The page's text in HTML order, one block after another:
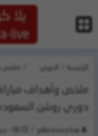
يلا
live
الرئيسية
الدوري
روشن
دوري روشن السعودي |
yalla koora live 06 - ديسمبر - 2024